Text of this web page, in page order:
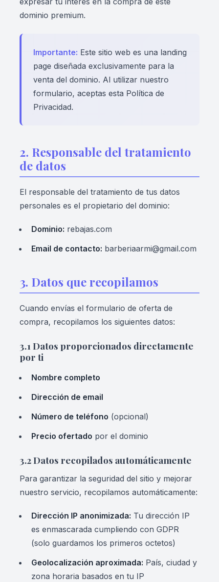
dominio premium.
Importante: Este sitio web es una landing
page diseñada exclusivamente para la
venta del dominio. Al utilizar nuestro
formulario, aceptas esta Política de
Privacidad.
2. Responsable del tratamiento
de datos
El responsable del tratamiento de tus datos
personales es el propietario del dominio:
Dominio: rebajas.com
Email de contacto: barberiaarmi@gmail.com
3. Datos que recopilamos
Cuando envías el formulario de oferta de
compra, recopilamos los siguientes datos:
3.1 Datos proporcionados directamente
por ti
Nombre completo
Dirección de email
Número de teléfono (opcional)
Precio ofertado por el dominio
3.2 Datos recopilados automáticamente
Para garantizar la seguridad del sitio y mejorar
nuestro servicio, recopilamos automáticamente:
Dirección IP anonimizada: Tu dirección IP
es enmascarada cumpliendo con GDPR
(solo guardamos los primeros octetos)
Geolocalización aproximada: País, ciudad y
zona horaria basados en tu IP